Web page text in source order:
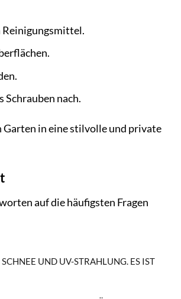
Reinigungsmittel.
Schrauben nach.
Garten in eine stilvolle und private
auf die häufigsten Fragen
UND UV-STRAHLUNG. ES IST